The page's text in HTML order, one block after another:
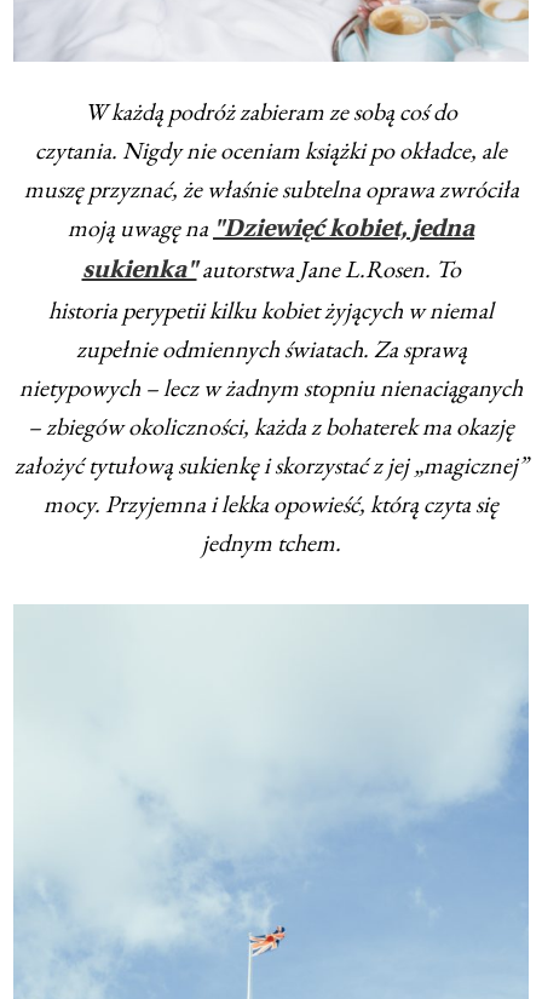
W każdą podróż zabieram ze sobą coś do
czytania. Nigdy nie oceniam książki po okładce, ale
muszę przyznać, że właśnie subtelna oprawa zwróciła
moją uwagę na "Dziewięć kobiet, jedna
sukienka"autorstwa Jane L.Rosen. To
historia perypetii kilku kobiet żyjących w niemal
zupełnie odmiennych światach. Za sprawą
nietypowych – lecz w żadnym stopniu nienaciąganych
– zbiegów okoliczności, każda z bohaterek ma okazję
założyć tytułową sukienkę i skorzystać z jej „magicznej”
mocy. Przyjemna i lekka opowieść, którą czyta się
jednym tchem.